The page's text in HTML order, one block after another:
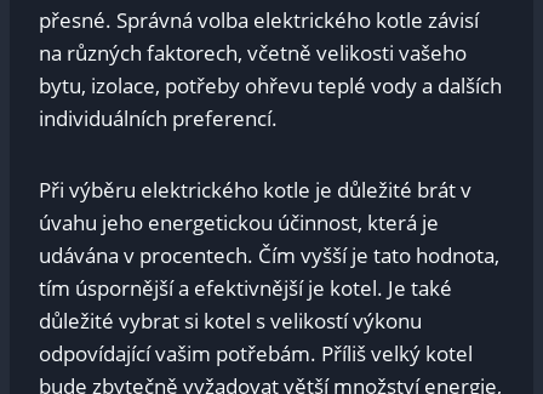
přesné. ​Správná volba elektrického kotle‌ závisí
⁤na různých faktorech, ‍včetně velikosti vašeho
bytu, izolace, potřeby ohřevu teplé⁢ vody ⁢a ‌dalších
individuálních preferencí.
Při ‍výběru elektrického kotle je důležité‍ brát v‌
úvahu jeho energetickou​ účinnost,‌ která je
⁢udávána v procentech.⁢ Čím ⁣vyšší je​ tato hodnota,
tím úspornější ‌a efektivnější je‌ kotel. ​Je také
důležité vybrat si kotel ​s velikostí výkonu
odpovídající vašim ⁤potřebám. Příliš velký ‌kotel
bude zbytečně ⁣vyžadovat větší množství energie,